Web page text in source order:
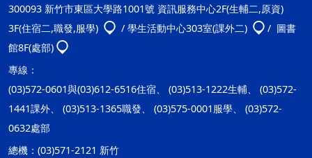
300093 新竹市東區大學路1001號 資訊服務中心2F(生輔二,原資)
3F(住宿二,職發,服學)
/ 學生活動中心303室(課外二)
/ 圖書
館8F(處部)
專線：
(03)572-0601與(03)612-6516住宿、 (03)513-1222生輔、 (03)572-
1441課外、 (03)513-1365職發、 (03)575-0001服學、 (03)572-
0632處部
總機： (03)571-2121 新竹